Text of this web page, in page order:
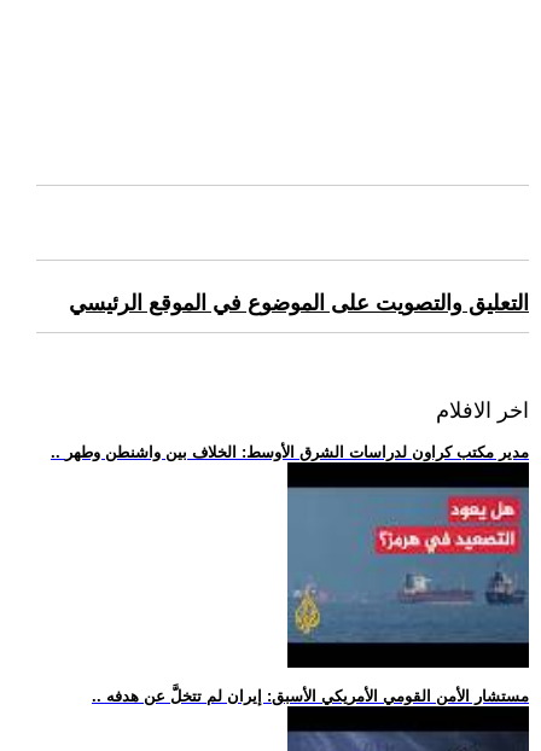
التعليق والتصويت على الموضوع في الموقع الرئيسي
اخر الافلام
.. مدير مكتب كراون لدراسات الشرق الأوسط: الخلاف بين واشنطن وطهر
.. مستشار الأمن القومي الأمريكي الأسبق: إيران لم تتخلَّ عن هدفه